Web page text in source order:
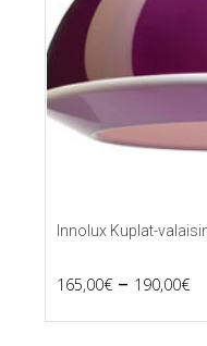
Innolux Kuplat-
165,00€ – 190,00€